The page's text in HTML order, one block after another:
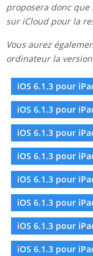
proposera donc que
sur iCloud pour la
Vous aurez
ordinateur la
iOS 6.1.3 pour
iOS 6.1.3 pour
iOS 6.1.3 pour
iOS 6.1.3 pour
iOS 6.1.3 pour
iOS 6.1.3 pour
iOS 6.1.3 pour
iOS 6.1.3 pour